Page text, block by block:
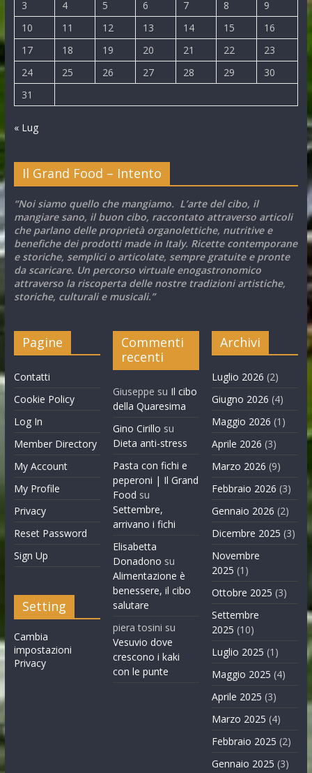
3 4 5 6 7 8
9
10
11 12 13 14 15
16
17
18 19 20 21 22
23
24
25 26 27 28 29
30
31
« Lug
Il Grand Food – Intento
“Noi siamo quello che mangiamo. L’arte del cibo, il
mangiare sano, il buon cibo, raccontato attraverso articoli
che parlano delle proprietà organolettiche, nutritive e
benefiche dei prodotti made in Italy. Ricette contemporane
e storiche, semplici o articolate, sempre gratuite e pronte
da scaricare. Un percorso virtuale enogastronomico
attraverso la riscoperta delle nostre tradizioni artistiche,
storiche, culturali e musicali.”
Pagine
Contatti
Cookie Policy
Log In
Member Directory
My Account
My Profile
Privacy
Reset Password
Sign Up
Setting
Cambia
impostazioni
Privacy
Commenti
recenti
Giuseppe su Il cibo
della Quaresima
Gino Cirillo su
Dieta anti-stress
Pasta con fichi e
peperoni | Il Grand
Food su
Settembre,
arrivano i fichi
Elisabetta
Donadono su
Alimentazione è
benessere, il cibo
salutare
piera tosini su
Vesuvio dove
crescono i kaki
con le punte
Archivi
Luglio 2026 (2)
Giugno 2026 (4)
Maggio 2026 (1)
Aprile 2026 (3)
Marzo 2026 (9)
Febbraio 2026 (3)
Gennaio 2026 (2)
Dicembre 2025 (3)
Novembre
2025 (1)
Ottobre 2025 (3)
Settembre
2025 (10)
Luglio 2025 (1)
Maggio 2025 (4)
Aprile 2025 (3)
Marzo 2025 (4)
Febbraio 2025 (2)
Gennaio 2025 (3)